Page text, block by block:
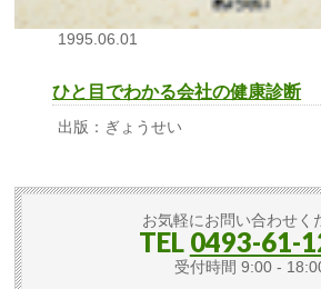
1995.06.01
ひと目でわかる会社の健康診断
出版：ぎょうせい
お気軽にお問い合わせく
TEL 0493-61-
受付時間 9:00 -